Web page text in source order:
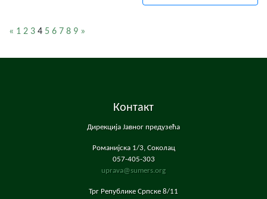
« 1 2 3 4 5 6 7 8 9 »
Контакт
Дирекција Јавног предузећа
Романијска 1/3, Соколац
057-405-303
uprava@sumers.org
Трг Републике Српске 8/11